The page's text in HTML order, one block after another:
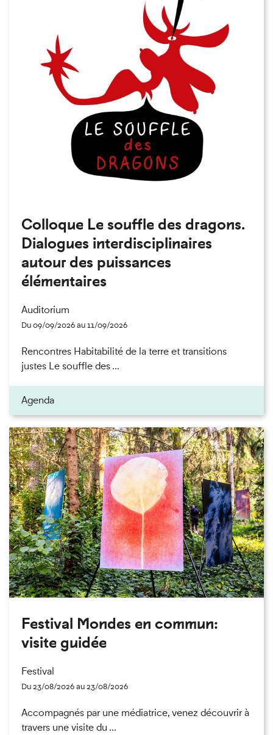
Colloque Le souffle des dragons.
Dialogues interdisciplinaires
autour des puissances
élémentaires
Auditorium
Du 09/09/2026 au 11/09/2026
Rencontres Habitabilité de la terre et transitions
justes Le souffle des ...
Agenda
Festival Mondes en commun:
visite guidée
Festival
Du 23/08/2026 au 23/08/2026
Accompagnés par une médiatrice, venez découvrir à
travers une visite du ...